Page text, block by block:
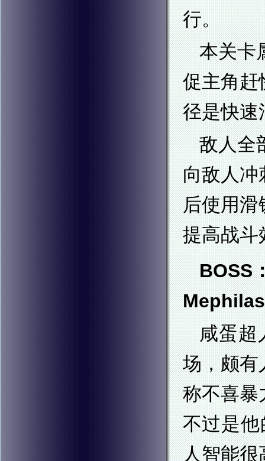
行。
本关卡
促主角赶
径是快速
敌人全
向敌人冲
后使用滑
提高战斗
BOSS
咸蛋超
场，颇有
称不喜暴
不过是
人智能很